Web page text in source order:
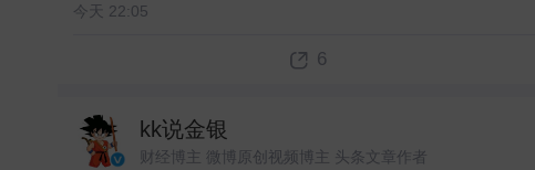
今天 22:05
6
kk说金银
财经博主 微博原创视频博主 头条文章作者